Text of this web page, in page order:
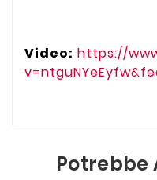
Video: https://
Potrebbe